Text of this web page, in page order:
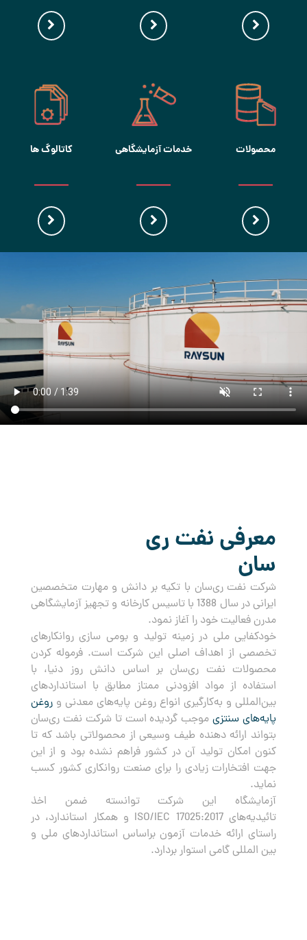
محصولات خدمات آزمایشگاهی کاتالوگ ها
معرفی نفت ری
سان
شرکت نفت ری‌سان با تکیه بر دانش و مهارت متخصصین
ایرانی در سال 1388 با تاسیس کارخانه و تجهیز آزمایشگاهی
مدرن فعالیت خود را آغاز نمود.
خودکفایی ملی در زمینه تولید و بومی سازی روانکارهای
تخصصی از اهداف اصلی این شرکت است. فرموله کردن
محصولات نفت ری‌سان بر اساس دانش روز دنیا، با
استفاده از مواد افزودنی ممتاز مطابق با استانداردهای
بین‌المللی و به‌کارگیری انواع روغن پایه‌های معدنی وروغن
پایه‌های سنتزیموجب گردیده است تا شرکت نفت ری‌سان
بتواند ارائه دهنده طیف وسیعی از محصولاتی باشد که تا
کنون امکان تولید آن در کشور فراهم نشده بود و از این
جهت افتخارات زیادی را برای صنعت روانکاری کشور کسب
نماید.
آزمایشگاه این شرکت توانسته ضمن اخذ
تائیدیه‌های ISO/IEC 17025:2017 و همکار استاندارد، در
راستای ارائه خدمات آزمون براساس استانداردهای ملی و
بین المللی گامی استوار بردارد.